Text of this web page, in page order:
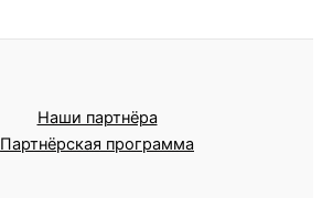
Наши партнёра
Партнёрская программа